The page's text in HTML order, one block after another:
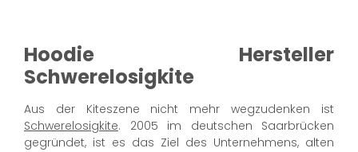
Hoodie Hersteller
Schwerelosigkite
Aus der Kiteszene nicht mehr wegzudenken ist
Schwerelosigkite. 2005 im deutschen Saarbrücken
gegründet, ist es das Ziel des Unternehmens, alten